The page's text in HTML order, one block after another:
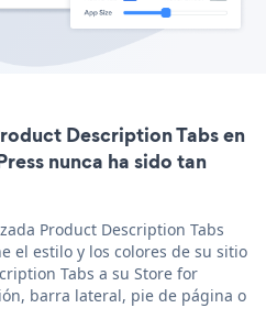
Description Tabs en
nunca ha sido tan
Product Description Tabs
el estilo y los colores de su sitio
Tabs a su Store for
barra lateral, pie de página o